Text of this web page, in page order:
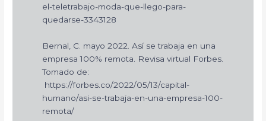
el-teletrabajo-moda-que-llego-para-
quedarse-3343128
Bernal, C. mayo 2022. Así se trabaja en una
empresa 100% remota. Revisa virtual Forbes.
Tomado de:
https://forbes.co/2022/05/13/capital-
humano/asi-se-trabaja-en-una-empresa-100-
remota/